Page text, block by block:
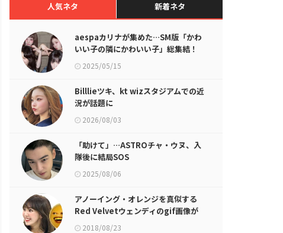
人気ネタ 新着ネタ
aespaカリナが集めた…SM版「かわ
いい子の隣にかわいい子」総集結！
2025/05/15
Billlieツキ、kt wizスタジアムでの近
況が話題に
2026/08/03
「助けて」…ASTROチャ・ウヌ、入
隊後に結局SOS
2025/08/06
アノーイング・オレンジを真似する
Red Velvetウェンディのgif画像が
話題に
2018/08/23